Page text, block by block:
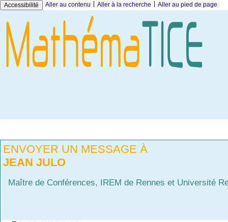
Accessibilité Aller au contenu Aller à la recherche Aller au pied de page
ENVOYER UN MESSAGE À
JEAN JULO
Maître de Conférences, IREM de Rennes et Université